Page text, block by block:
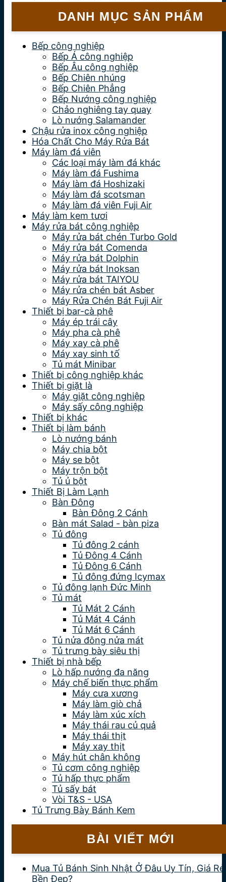
DANH MỤC SẢN PHẨM
Bếp công nghiệp
Bếp Á công nghiệp
Bếp Âu công nghiệp
Bếp Chiên nhúng
Bếp Chiên Phẳng
Bếp Nướng công nghiệp
Chảo nghiêng tay quay
Lò nướng Salamander
Chậu rửa inox công nghiệp
Hóa Chất Cho Máy Rửa Bát
Máy làm đá viên
Các loại máy làm đá khác
Máy làm đá Fushima
Máy làm đá Hoshizaki
Máy làm đá scotsman
Máy làm đá viên Fuji Air
Máy làm kem tươi
Máy rửa bát công nghiệp
Máy rửa bát chén Turbo Gold
Máy rửa bát Comenda
Máy rửa bát Dolphin
Máy rửa bát Inoksan
Máy rửa bát TAIYOU
Máy rửa chén bát Asber
Máy Rửa Chén Bát Fuji Air
Thiết bị bar-cà phê
Máy ép trái cây
Máy pha cà phê
Máy xay cà phê
Máy xay sinh tố
Tủ mát Minibar
Thiết bị công nghiệp khác
Thiết bị giặt là
Máy giặt công nghiệp
Máy sấy công nghiệp
Thiết bị khác
Thiết bị làm bánh
Lò nướng bánh
Máy chia bột
Máy se bột
Máy trộn bột
Tủ ủ bột
Thiết Bị Làm Lạnh
Bàn Đông
Bàn Đông 2 Cánh
Bàn mát Salad - bàn piza
Tủ đông
Tủ đông 2 cánh
Tủ Đông 4 Cánh
Tủ Đông 6 Cánh
Tủ đông đứng Icymax
Tủ đông lạnh Đức Minh
Tủ mát
Tủ Mát 2 Cánh
Tủ Mát 4 Cánh
Tủ Mát 6 Cánh
Tủ nửa đông nửa mát
Tủ trưng bày siêu thị
Thiết bị nhà bếp
Lò hấp nướng đa năng
Máy chế biến thực phẩm
Máy cưa xương
Máy làm giò chả
Máy làm xúc xích
Máy thái rau củ quả
Máy thái thịt
Máy xay thịt
Máy hút chân không
Tủ cơm công nghiệp
Tủ hấp thực phẩm
Tủ sấy bát
Vòi T&S - USA
Tủ Trưng Bày Bánh Kem
BÀI VIẾT MỚI
Mua Tủ Bánh Sinh Nhật Ở Đâu Uy Tín, Giá
Bền Đẹp?